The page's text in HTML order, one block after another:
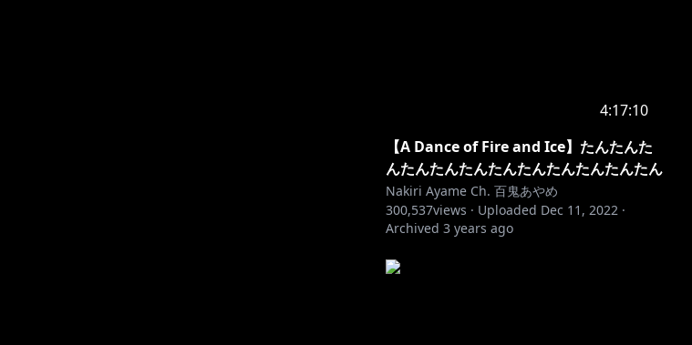
4:17:10
【A Dance of Fire and Ice】たんたんた
んたんたんたんたんたんたんたんたんたん
Nakiri Ayame Ch. 百鬼あやめ
300,537views · Uploaded Dec 11, 2022 ·
Archived 3 years ago